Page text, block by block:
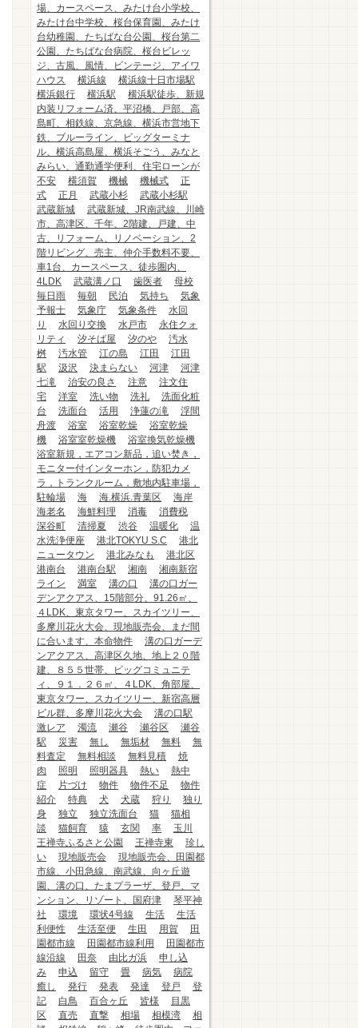
場、カースペース、みたけ台小学校、
みたけ台中学校、桜台保育園、みたけ
台幼稚園、たちばな台公園、桜台第二
公園、たちばな台病院、桜台ビレッ
ジ、古風、風情、ビンテージ、アイワ
ハウス
横浜線
横浜線十日市場駅
横浜銀行
横浜駅
横浜駅徒歩、新規
内装リフォーム済、平沼橋、戸部、高
島町、相鉄線、京急線、横浜市営地下
鉄、ブルーライン、ビッグターミナ
ル、横浜高島屋、横浜そごう、みなと
みらい、通勤通学便利、住宅ローンが
不安
横須賀 機械 機械式
正
式
正月 武蔵小杉
武蔵小杉駅
武蔵新城
武蔵新城、JR南武線、川崎
市、高津区、千年、2階建、戸建、中
古、リフォーム、リノベーション、2
階リビング、売主、仲介手数料不要、
車1台、カースペース、徒歩圏内、
4LDK
武蔵溝ノ口 歯医者
母校
毎日雨
毎朝 民泊 気持ち
気象
予報士
気象庁 気象条件
水回
り
水回り交換 水戸市
永住クォ
リティ
汐そば屋 汐のや
汚水
桝
汚水管 江の島 江田
江田
駅
汲沢 決まらない 河津
河津
七滝
治安の良さ 注意
注文住
宅
洋室 洗い物 洗礼
洗面化粧
台
洗面台 活用 浄蓮の滝
浮間
舟渡
浴室 浴室乾燥
浴室乾燥
機
浴室室乾燥機
浴室換気乾燥機
浴室新規，エアコン新品，追い焚き，
モニター付インターホン，防犯カメ
ラ，トランクルーム，敷地内駐車場，
駐輪場
海 海.横浜.青葉区
海岸
海老名
海鮮料理 消毒
消費税
深谷町
清掃夏 渋谷 温暖化
温
水洗浄便座
港北TOKYU S.C
港北
ニュータウン
港北みなも
港北区
港南台
港南台駅 湘南
湘南新宿
ライン
満室 溝の口
溝の口ガー
デンアクアス、15階部分、91.26㎡、
４LDK、東京タワー、スカイツリー、
多摩川花火大会、現地販売会、まだ間
に合います、本命物件
溝の口ガーデ
ンアクアス、高津区久地、地上２０階
建、８５５世帯、ビッグコミュニテ
ィ、９１．２６㎡、４LDK、角部屋、
東京タワー、スカイツリー、新宿高層
ビル群、多摩川花火大会
溝の口駅
激レア
濁流 瀬谷 瀬谷区
瀬谷
駅
災害 無し 無垢材 無料
無
料査定
無料相談 無料見積
焼
肉
照明 照明器具 熱い
熱中
症
片づけ 物件 物件不足
物件
紹介
特典 犬 犬蔵 狩り
独り
身
独立 独立洗面台 猫
猫相
談
猫飼育 猿 玄関 率
玉川
王禅寺ふるさと公園
王禅寺東
珍し
い
現地販売会
現地販売会、田園都
市線、小田急線、南武線、向ヶ丘遊
園、溝の口、たまプラーザ、登戸、マ
ンション、リゾート、国府津
琴平神
社
環境 環状4号線 生活
生活
利便性
生活至便 生田 用賀
田
園都市線
田園都市線利用
田園都市
線沿線
田奈 由比ガ浜
申し込
み
申込 留守 畳 病気
病院
癒し
発行 発表 発達 登戸
登
記
白鳥 百合ヶ丘 皆様
目黒
区
直売 直撃 相場 相模湾
相